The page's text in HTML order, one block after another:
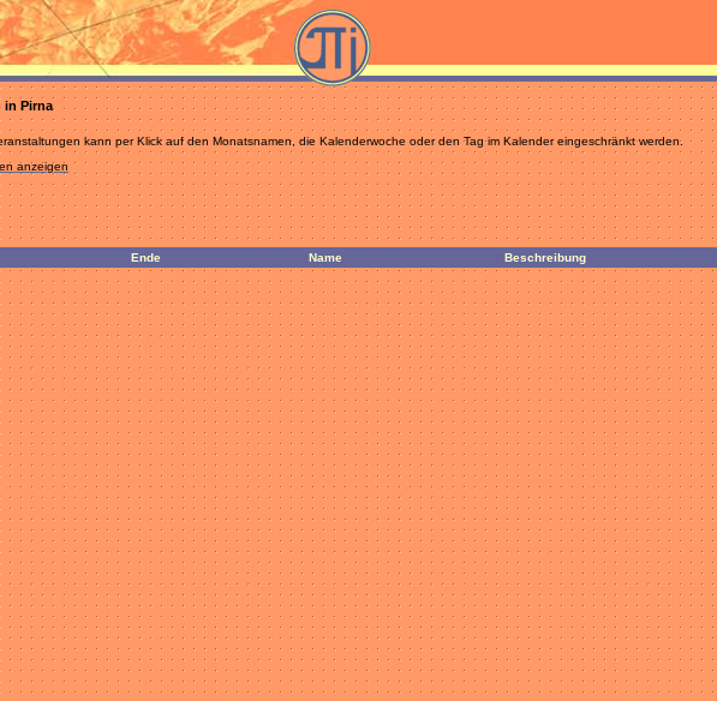
in Pirna
kann per Klick auf den Monatsnamen, die Kalenderwoche oder den Tag im Kalender eingeschränkt werden.
anzeigen
Ende Name Beschreibung